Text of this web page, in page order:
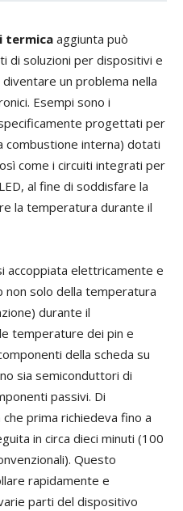
termicaaggiunta può
di soluzioni per dispositivi e
un problema nella
Esempi sono i
progettati per
combustione interna) dotati
come i circuiti integrati per
al fine di soddisfare la
la temperatura durante il
accoppiata elettricamente e
solo della temperatura
durante il
temperature dei pin e
della scheda su
sia semiconduttori di
passivi. Di
prima richiedeva fino a
in circa dieci minuti (100
Questo
rapidamente e
parti del dispositivo